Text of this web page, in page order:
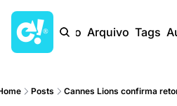
Início Arquivo Tags
Posts Cannes Lions confirma